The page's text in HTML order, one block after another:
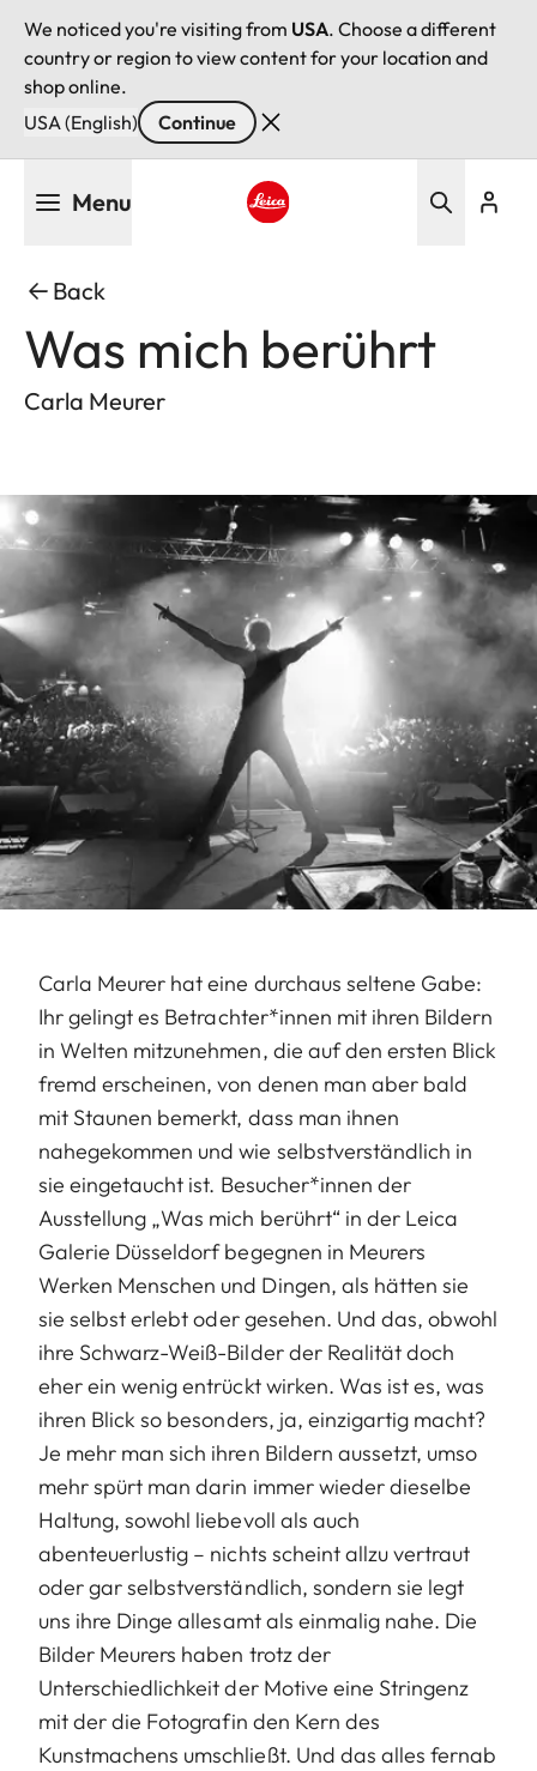
We noticed you're visiting from USA. Choose a different
country or region to view content for your location and
shop online.
USA (English)
Continue
Menu
Back
Was mich berührt
Carla Meurer
Carla Meurer hat eine durchaus seltene Gabe:
Ihr gelingt es Betrachter*innen mit ihren Bildern
in Welten mitzunehmen, die auf den ersten Blick
fremd erscheinen, von denen man aber bald
mit Staunen bemerkt, dass man ihnen
nahegekommen und wie selbstverständlich in
sie eingetaucht ist. Besucher*innen der
Ausstellung „Was mich berührt“ in der Leica
Galerie Düsseldorf begegnen in Meurers
Werken Menschen und Dingen, als hätten sie
sie selbst erlebt oder gesehen. Und das, obwohl
ihre Schwarz-Weiß-Bilder der Realität doch
eher ein wenig entrückt wirken. Was ist es, was
ihren Blick so besonders, ja, einzigartig macht?
Je mehr man sich ihren Bildern aussetzt, umso
mehr spürt man darin immer wieder dieselbe
Haltung, sowohl liebevoll als auch
abenteuerlustig – nichts scheint allzu vertraut
oder gar selbstverständlich, sondern sie legt
uns ihre Dinge allesamt als einmalig nahe. Die
Bilder Meurers haben trotz der
Unterschiedlichkeit der Motive eine Stringenz
mit der die Fotografin den Kern des
Kunstmachens umschließt. Und das alles fernab